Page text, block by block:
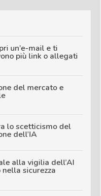
un’e-mail e ti
più link o allegati
del mercato e
lo scetticismo del
dell’IA
alla vigilia dell’AI
sicurezza